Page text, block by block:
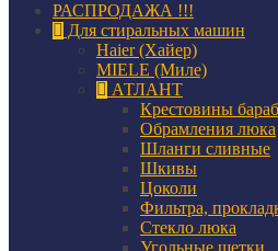
РАСПРОДАЖА !!!
Для стиральных машин
Haier (Хайер)
MIELE (Миле)
АТЛАНТ
Крестовины
Обрамления люка
Шланги сливные
Шкивы
Цоколи
Фильтра,
Стекло люка
Угольные щетки